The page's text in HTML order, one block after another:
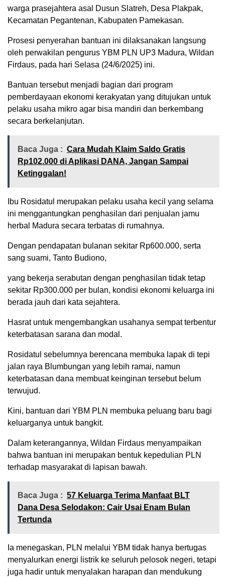
warga prasejahtera asal Dusun Slatreh, Desa Plakpak,
Kecamatan Pegantenan, Kabupaten Pamekasan.
Prosesi penyerahan bantuan ini dilaksanakan langsung
oleh perwakilan pengurus YBM PLN UP3 Madura, Wildan
Firdaus, pada hari Selasa (24/6/2025) ini.
Bantuan tersebut menjadi bagian dari program
pemberdayaan ekonomi kerakyatan yang ditujukan untuk
pelaku usaha mikro agar bisa mandiri dan berkembang
secara berkelanjutan.
Baca Juga : Cara Mudah Klaim Saldo Gratis
Rp102.000 di Aplikasi DANA, Jangan Sampai
Ketinggalan!
Ibu Rosidatul merupakan pelaku usaha kecil yang selama
ini menggantungkan penghasilan dari penjualan jamu
herbal Madura secara terbatas di rumahnya.
Dengan pendapatan bulanan sekitar Rp600.000, serta
sang suami, Tanto Budiono,
yang bekerja serabutan dengan penghasilan tidak tetap
sekitar Rp300.000 per bulan, kondisi ekonomi keluarga ini
berada jauh dari kata sejahtera.
Hasrat untuk mengembangkan usahanya sempat terbentur
keterbatasan sarana dan modal.
Rosidatul sebelumnya berencana membuka lapak di tepi
jalan raya Blumbungan yang lebih ramai, namun
keterbatasan dana membuat keinginan tersebut belum
terwujud.
Kini, bantuan dari YBM PLN membuka peluang baru bagi
keluarganya untuk bangkit.
Dalam keterangannya, Wildan Firdaus menyampaikan
bahwa bantuan ini merupakan bentuk kepedulian PLN
terhadap masyarakat di lapisan bawah.
Baca Juga : 57 Keluarga Terima Manfaat BLT
Dana Desa Selodakon: Cair Usai Enam Bulan
Tertunda
Ia menegaskan, PLN melalui YBM tidak hanya bertugas
menyalurkan energi listrik ke seluruh pelosok negeri, tetapi
juga hadir untuk menyalakan harapan dan mendukung